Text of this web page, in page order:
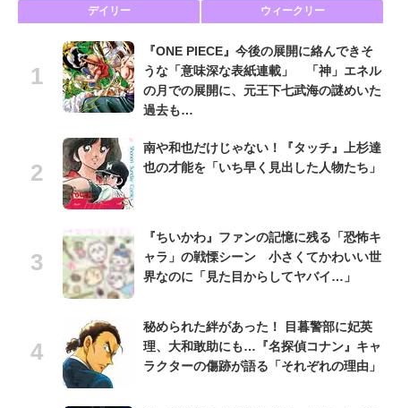
デイリー ウィークリー
『ONE PIECE』今後の展開に絡んできそ
うな「意味深な表紙連載」 「神」エネル
の月での展開に、元王下七武海の謎めいた
過去も…
南や和也だけじゃない！『タッチ』上杉達
也の才能を「いち早く見出した人物たち」
『ちいかわ』ファンの記憶に残る「恐怖キ
ャラ」の戦慄シーン 小さくてかわいい世
界なのに「見た目からしてヤバイ…」
秘められた絆があった！ 目暮警部に妃英
理、大和敢助にも…『名探偵コナン』キャ
ラクターの傷跡が語る「それぞれの理由」